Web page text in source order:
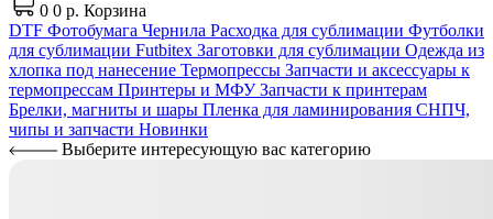
0 0 р. Корзина
DTF Фотобумага Чернила Расходка для сублимации Футболки
для сублимации Futbitex Заготовки для сублимации Одежда из
хлопка под нанесение Термопрессы Запчасти и аксессуары к
термопрессам Принтеры и МФУЗапчасти к принтерам
Брелки, магниты и шары Пленка для ламинирования СНПЧ,
чипы и запчасти Новинки
Выберите интересующую вас категорию